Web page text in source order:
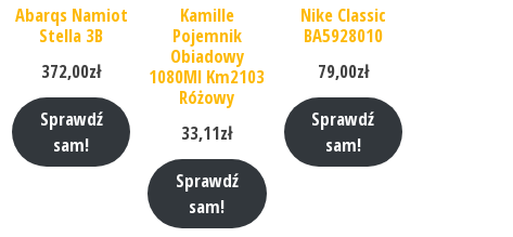
Abarqs Namiot
Stella 3B
372,00zł
Sprawdź
sam!
Kamille
Pojemnik
Obiadowy
1080Ml Km2103
Różowy
33,11zł
Sprawdź
sam!
Nike Classic
BA5928010
79,00zł
Sprawdź
sam!